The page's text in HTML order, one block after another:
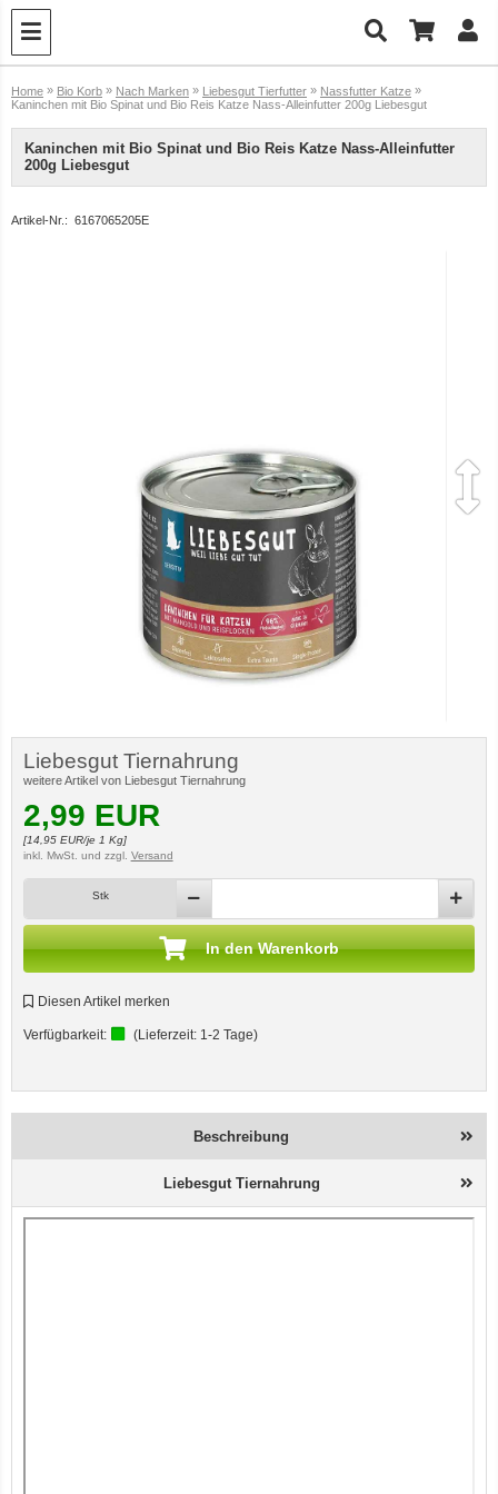
Home » Bio Korb » Nach Marken » Liebesgut Tierfutter » Nassfutter Katze »
Kaninchen mit Bio Spinat und Bio Reis Katze Nass-Alleinfutter 200g Liebesgut
Kaninchen mit Bio Spinat und Bio Reis Katze Nass-Alleinfutter
200g Liebesgut
Artikel-Nr.: 6167065205E
Liebesgut Tiernahrung
weitere Artikel von Liebesgut Tiernahrung
2,99 EUR
[14,95EUR/je 1 Kg]
inkl. MwSt. und zzgl. Versand
Stk
In den Warenkorb
Diesen Artikel merken
Verfügbarkeit: (Lieferzeit: 1-2 Tage)
Beschreibung
Liebesgut Tiernahrung